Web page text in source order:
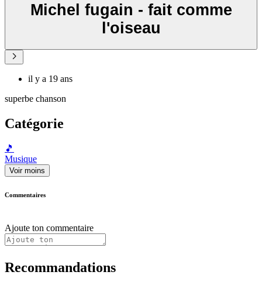
Michel fugain - fait comme
l'oiseau
il y a 19 ans
superbe chanson
Catégorie
🎵
Musique
Voir moins
Commentaires
Ajoute ton commentaire
Recommandations